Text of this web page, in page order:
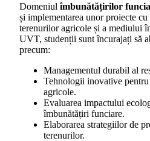
Domeniulîmbunătățirilor
și implementarea unor proiecte
terenurilor agricole și a mediului
UVT, studenții sunt încurajați să
precum:
Managementul durabil al
Tehnologii inovative
agricole.
Evaluarea impactului
îmbunătățiri funciare.
Elaborarea strategiilor de
terenurilor.